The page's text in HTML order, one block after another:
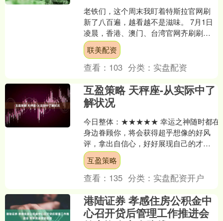
老铁们，这个周末我盯着特斯拉官网刷
新了八百遍，越看越不是滋味。 7月1日
凌晨，香港、澳门、台湾官网齐刷刷更
新：FSD终身买断制，下架。同一天，
日本、韩国、泰国、....
联美配资
查看： 103 分类： 实盘配资
互盈策略 天秤座-从实际中了
解状况
今日整体：★★★★★ 幸运之神随时都在
身边眷顾你，将会获得超乎想像的好风
评，拿出自信心，好好展现自己的才华
吧。在工作方面请扮演好辅助角色。交
友和打扮都要抱持着开....
互盈策略
查看： 135 分类： 实盘配资开户
港陆证券 孝感住房公积金中
心召开贷后管理工作推进会